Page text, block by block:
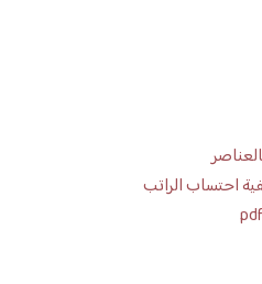
احتساب الراتب